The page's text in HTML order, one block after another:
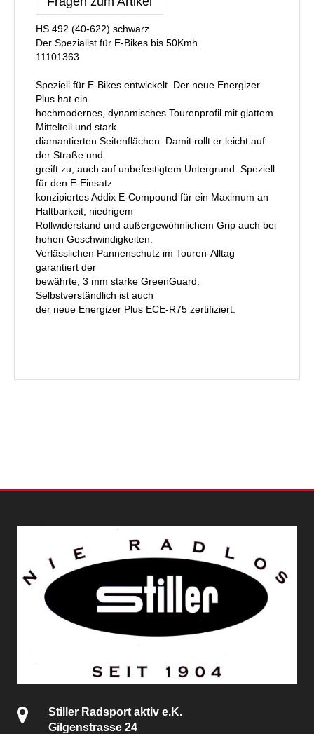
HS 492 (40-622) schwarz
Der Spezialist für E-Bikes bis 50Kmh
11101363
Speziell für E-Bikes entwickelt. Der neue Energizer
Plus hat ein
hochmodernes, dynamisches Tourenprofil mit glattem
Mittelteil und stark
diamantierten Seitenflächen. Damit rollt er leicht auf
der Straße und
greift zu, auch auf unbefestigtem Untergrund. Speziell
für den E-Einsatz
konzipiertes Addix E-Compound für ein Maximum an
Haltbarkeit, niedrigem
Rollwiderstand und außergewöhnlichem Grip auch bei
hohen Geschwindigkeiten.
Verlässlichen Pannenschutz im Touren-Alltag
garantiert der
bewährte, 3 mm starke GreenGuard.
Selbstverständlich ist auch
der neue Energizer Plus ECE-R75 zertifiziert.
Stiller Radsport aktiv e.K.
Gilgenstrasse 24